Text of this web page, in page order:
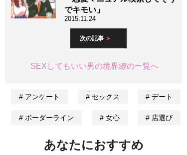
でキモい」
2015.11.24
次の記事
SEXしてもいい男の境界線の一覧へ
アンケート セックス デート
ボーダーライン 女心 店選び
あなたにおすすめ